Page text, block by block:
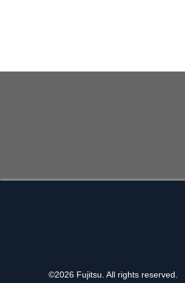
©2026 Fujitsu. All rights reserved.